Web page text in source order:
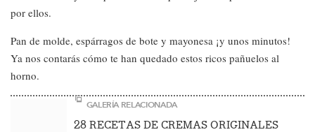
por ellos.
Pan de molde, espárragos de bote y mayonesa ¡y unos minutos!
Ya nos contarás cómo te han quedado estos ricos pañuelos al
horno.
GALERÍA RELACIONADA
28 RECETAS DE CREMAS ORIGINALES